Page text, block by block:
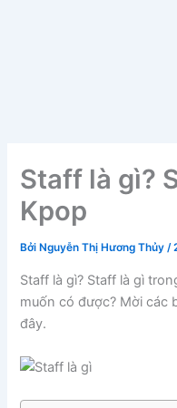
Staff là gì?
Kpop
Bởi Nguyễn Thị Hương Thủy/
Staff là gì? Staff là gì
muốn có được? Mời các
đây.